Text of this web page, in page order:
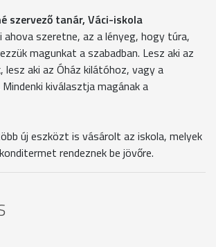
szervező tanár, Váci-iskola
szeretne, az a lényeg, hogy túra,
magunkat a szabadban. Lesz aki az
aki az Óház kilátóhoz, vagy a
kiválasztja magának a
új eszközt is vásárolt az iskola, melyek
rendeznek be jövőre.